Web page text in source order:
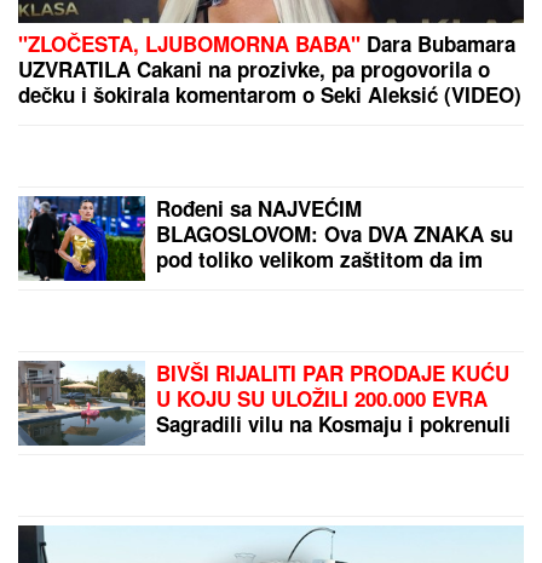
"ZLOČESTA, LJUBOMORNA BABA" Dara Bubamara
UZVRATILA Cakani na prozivke, pa progovorila o
dečku i šokirala komentarom o Seki Aleksić (VIDEO)
Rođeni sa NAJVEĆIM
BLAGOSLOVOM: Ova DVA ZNAKA su
pod toliko velikom zaštitom da im
BIVŠI RIJALITI PAR PRODAJE KUĆU
U KOJU SU ULOŽILI 200.000 EVRA
Sagradili vilu na Kosmaju i pokrenuli